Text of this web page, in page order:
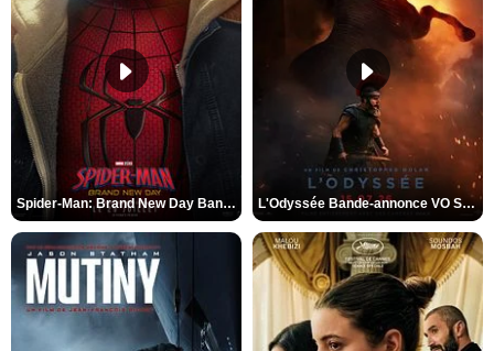
Spider-Man: Brand New Day Bande-annonce VO STFR L'Odyssée Bande-annonce VO STFR